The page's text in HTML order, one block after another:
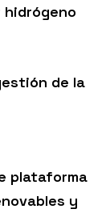
de la
plataforma
y